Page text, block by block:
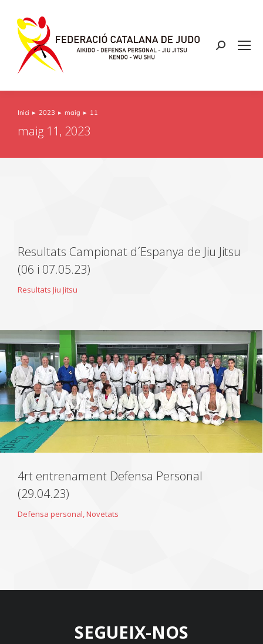
You are here:
Inici 2023 maig 11
maig 11, 2023
Resultats Campionat d´Espanya de Jiu Jitsu
(06 i 07.05.23)
Resultats Jiu Jitsu
4rt entrenament Defensa Personal
(29.04.23)
Defensa personal,Novetats
SEGUEIX-NOS